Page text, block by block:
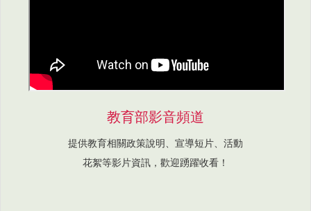
教育部影音頻道
提供教育相關政策說明、宣導短片、活動
花絮等影片資訊，歡迎踴躍收看！